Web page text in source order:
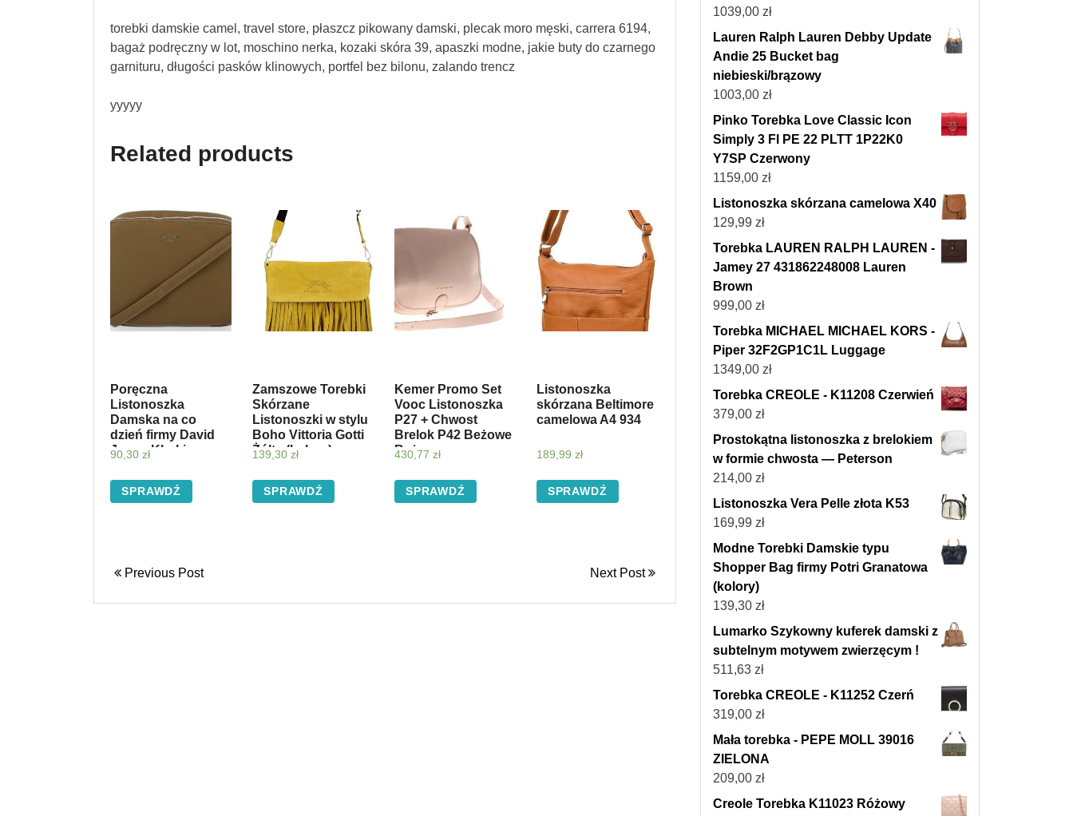
torebki damskie camel, travel store, płaszcz pikowany damski, plecak moro męski, carrera 6194,
bagaż podręczny w lot, moschino nerka, kozaki skóra 39, apaszki modne, jakie buty do czarnego
garnituru, długości pasków klinowych, portfel bez bilonu, zalando trencz
yyyyy
Related products
Poręczna
Listonoszka
Damska na co
dzień firmy David
Jones Khaki
90,30 zł
SPRAWDŹ
Zamszowe Torebki
Skórzane
Listonoszki w stylu
Boho Vittoria Gotti
Żółta (kolory)
139,30 zł
SPRAWDŹ
Kemer Promo Set
Vooc Listonoszka
P27 + Chwost
Brelok P42 Beżowe
Beżowy
430,77 zł
SPRAWDŹ
Listonoszka
skórzana Beltimore
camelowa A4 934
189,99 zł
SPRAWDŹ
Previous Post Next Post
1039,00 zł
Lauren Ralph Lauren Debby Update
Andie 25 Bucket bag
niebieski/brązowy
1003,00 zł
Pinko Torebka Love Classic Icon
Simply 3 Fl PE 22 PLTT 1P22K0
Y7SP Czerwony
1159,00 zł
Listonoszka skórzana camelowa X40
129,99 zł
Torebka LAUREN RALPH LAUREN -
Jamey 27 431862248008 Lauren
Brown
999,00 zł
Torebka MICHAEL MICHAEL KORS -
Piper 32F2GP1C1L Luggage
1349,00 zł
Torebka CREOLE - K11208 Czerwień
379,00 zł
Prostokątna listonoszka z brelokiem
w formie chwosta — Peterson
214,00 zł
Listonoszka Vera Pelle złota K53
169,99 zł
Modne Torebki Damskie typu
Shopper Bag firmy Potri Granatowa
(kolory)
139,30 zł
Lumarko Szykowny kuferek damski z
subtelnym motywem zwierzęcym !
511,63 zł
Torebka CREOLE - K11252 Czerń
319,00 zł
Mała torebka - PEPE MOLL 39016
ZIELONA
209,00 zł
Creole Torebka K11023 Różowy